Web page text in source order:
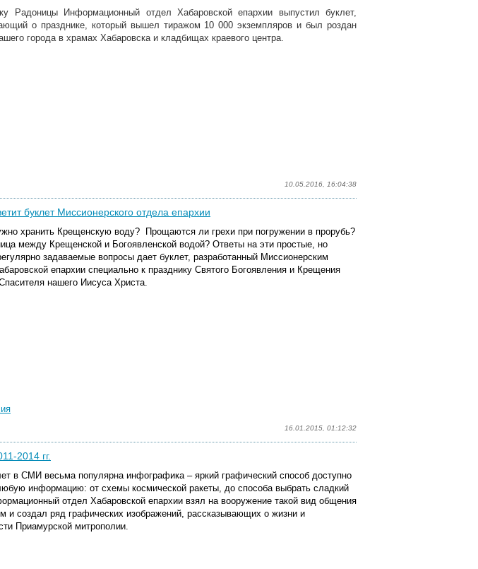
Радоницы Информационный отдел Хабаровской епархии выпустил буклет,
о празднике, который вышел тиражом 10 000 экземпляров и был роздан
города в храмах Хабаровска и кладбищах краевого центра.
10.05.2016, 16:04:38
буклет Миссионерского отдела епархии
хранить Крещенскую воду? Прощаются ли грехи при погружении в прорубь?
между Крещенской и Богоявленской водой? Ответы на эти простые, но
задаваемые вопросы дает буклет, разработанный Миссионерским
епархии специально к празднику Святого Богоявления и Крещения
нашего Иисуса Христа.
16.01.2015, 01:12:32
2014 гг.
в СМИ весьма популярна инфографика – яркий графический способ доступно
информацию: от схемы космической ракеты, до способа выбрать сладкий
отдел Хабаровской епархии взял на вооружение такой вид общения
и создал ряд графических изображений, рассказывающих о жизни и
Приамурской митрополии.